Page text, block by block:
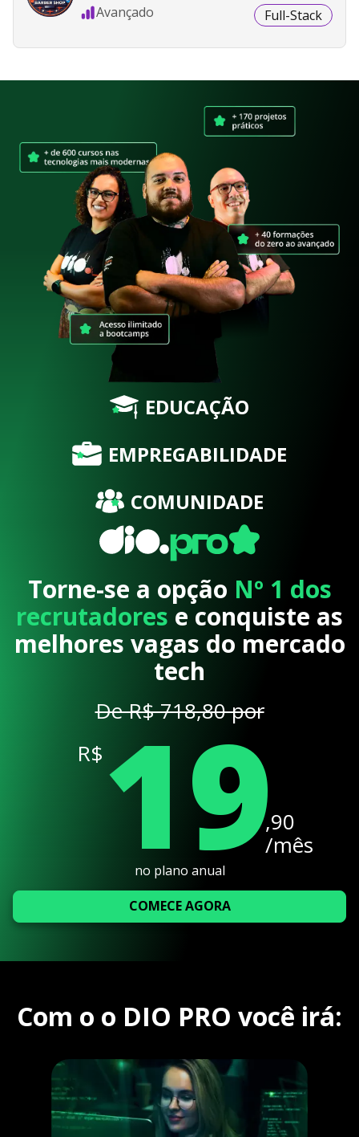
Avançado
Full-Stack
EDUCAÇÃO
EMPREGABILIDADE
COMUNIDADE
Torne-se a opção Nº 1 dos
recrutadores e conquiste as
melhores vagas do mercado
tech
De R$ 718,80 por
R$ 19,90
/mês
no plano anual
COMECE AGORA
Com o o DIO PRO você irá: